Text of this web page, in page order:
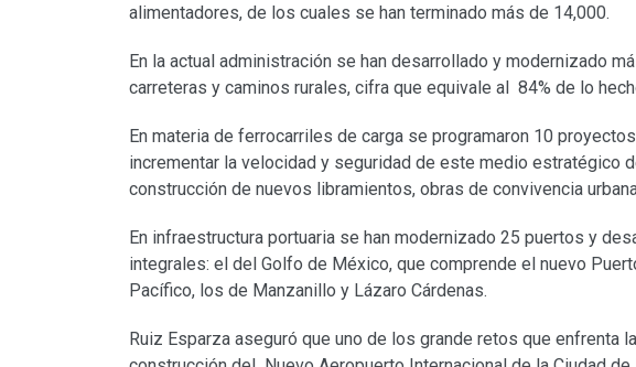
alimentadores, de los cuales se han terminado más de 14,000.
En la actual administración se han desarrollado y modernizado
carreteras y caminos rurales, cifra que equivale al 84% de lo
En materia de ferrocarriles de carga se programaron 10
incrementar la velocidad y seguridad de este medio estratégico
construcción de nuevos libramientos, obras de convivencia
En infraestructura portuaria se han modernizado 25 puertos y
integrales: el del Golfo de México, que comprende el nuevo
Pacífico, los de Manzanillo y Lázaro Cárdenas.
Ruiz Esparza aseguró que uno de los grande retos que enfrenta